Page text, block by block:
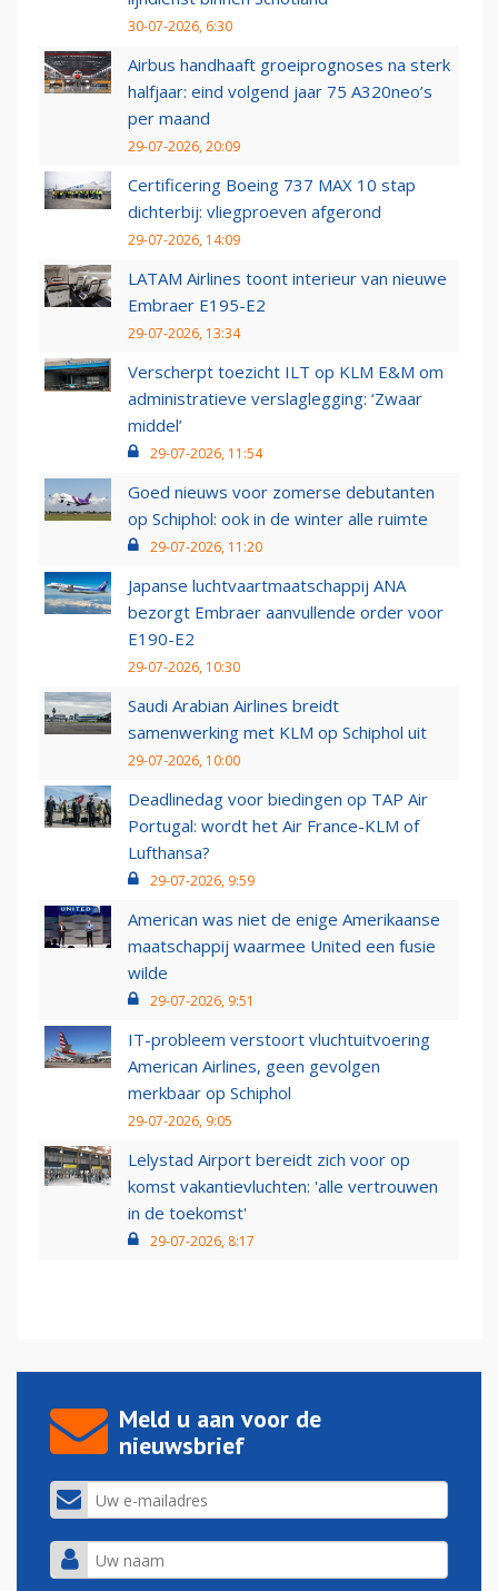
30-07-2026, 6:30
Airbus handhaaft groeiprognoses na sterk
halfjaar: eind volgend jaar 75 A320neo’s
per maand
29-07-2026, 20:09
Certificering Boeing 737 MAX 10 stap
dichterbij: vliegproeven afgerond
29-07-2026, 14:09
LATAM Airlines toont interieur van nieuwe
Embraer E195-E2
29-07-2026, 13:34
Verscherpt toezicht ILT op KLM E&M om
administratieve verslaglegging: ‘Zwaar
middel’
29-07-2026, 11:54
Goed nieuws voor zomerse debutanten
op Schiphol: ook in de winter alle ruimte
29-07-2026, 11:20
Japanse luchtvaartmaatschappij ANA
bezorgt Embraer aanvullende order voor
E190-E2
29-07-2026, 10:30
Saudi Arabian Airlines breidt
samenwerking met KLM op Schiphol uit
29-07-2026, 10:00
Deadlinedag voor biedingen op TAP Air
Portugal: wordt het Air France-KLM of
Lufthansa?
29-07-2026, 9:59
American was niet de enige Amerikaanse
maatschappij waarmee United een fusie
wilde
29-07-2026, 9:51
IT-probleem verstoort vluchtuitvoering
American Airlines, geen gevolgen
merkbaar op Schiphol
29-07-2026, 9:05
Lelystad Airport bereidt zich voor op
komst vakantievluchten: 'alle vertrouwen
in de toekomst'
29-07-2026, 8:17
Meld u aan voor de
nieuwsbrief